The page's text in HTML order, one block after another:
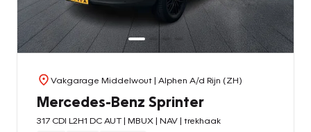
Vakgarage Middelwout| Alphen A/d Rijn (ZH)
Mercedes-Benz Sprinter
317 CDI L2H1 DC AUT | MBUX | NAV | trekhaak